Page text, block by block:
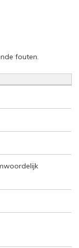
fouten.